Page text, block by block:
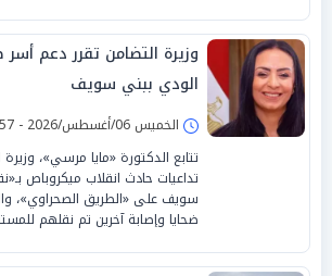
وزيرة التضامن تقرر دعم
الودي ببني سويف
الخميس 06/أغسطس/2026 - 06:57 م
تتابع الدكتورة «مايا مرسي»، وزيرة
تداعيات حادث انقلاب ميكروباص
سويف على «الطريق الصحراوي»،
ضحايا وإصابة آخرين تم نقلهم